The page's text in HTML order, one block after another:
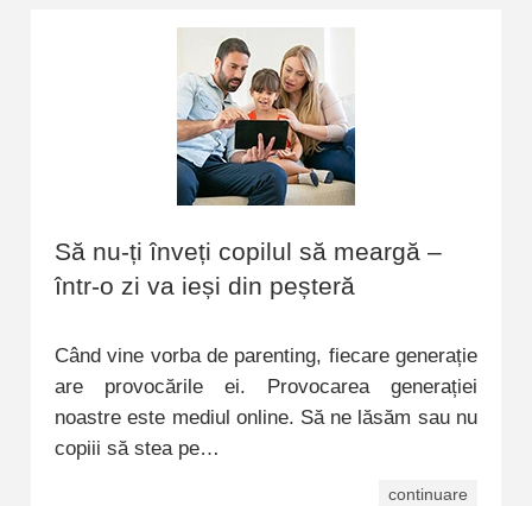
Să nu-ți înveți copilul să meargă –
într-o zi va ieși din peșteră
Când vine vorba de parenting, fiecare generație
are provocările ei. Provocarea generației
noastre este mediul online. Să ne lăsăm sau nu
copiii să stea pe…
continuare